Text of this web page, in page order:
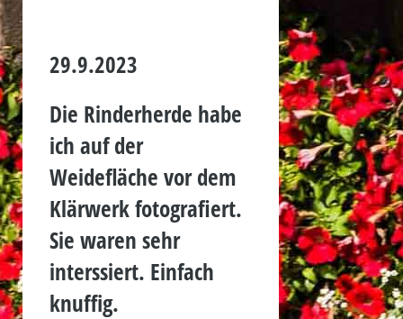
29.9.2023
Die Rinderherde habe
ich auf der
Weidefläche vor dem
Klärwerk fotografiert.
Sie waren sehr
interssiert. Einfach
knuffig.